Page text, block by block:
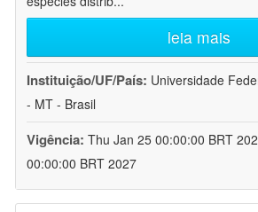
leia mais
Instituição/UF/País: Universidade
- MT - Brasil
Vigência: Thu Jan 25 00:00:00 BRT
00:00:00 BRT 2027